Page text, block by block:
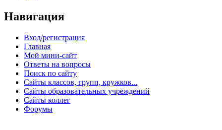
Навигация
Вход/регистрация
Главная
Мой мини-сайт
Ответы на вопросы
Поиск по сайту
Сайты классов, групп, кружков...
Сайты образовательных учреждений
Сайты коллег
Форумы